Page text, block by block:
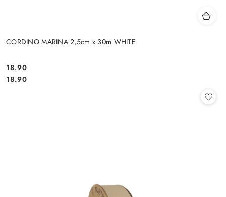
CORDINO MARINA 2,5cm x 30m WHITE
Cena:
18.90
Cena:
18.90